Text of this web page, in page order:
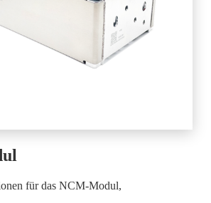
für das NCM-Modul,